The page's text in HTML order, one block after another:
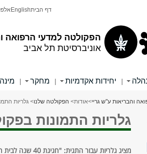
הפקולטה למדעי הרפואה
אוניברסיטת תל אביב
דף הביתEnglish
| יחידות אקדמיות | מחקר |
והבריאות ע"ש גריי>אודות> הפקולטה שלנו> גלריות
גלריות התמונות
מציג גלריות עבור התגית: "חגיגת 40 שנה לבית הספר ולפקולטה לרפואה"